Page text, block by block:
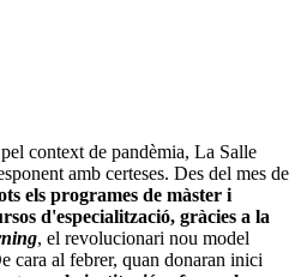
context de pandèmia, La Salle
amb certeses. Des del mes de
els programes de màster i
d'especialització, gràcies a la
, el revolucionari nou model
cara al febrer, quan donaran inici